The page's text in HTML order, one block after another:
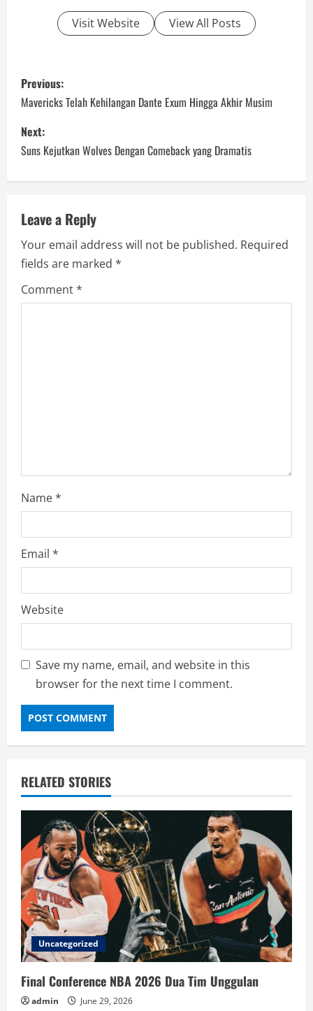
Visit Website View All Posts
P
o
s
t
a
v
i
g
Previous:
Mavericks Telah Kehilangan Dante Exum Hingga Akhir Musim
Next:
Suns Kejutkan Wolves Dengan Comeback yang Dramatis
Leave a Reply
Your email address will not be published. Required
fields are marked *
Comment*
Name*
Email *
Website
Save my name, email, and website in this
browser for the next time I comment.
RELATED STORIES
Uncategorized
Final Conference NBA 2026 Dua Tim Unggulan
admin June 29, 2026